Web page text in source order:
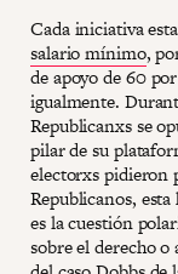
Cada iniciativa
salario mínimo,
de apoyo de 60
igualmente.
Republicanxs se
pilar de su
electorxs pidieron
Republicanos,
es la cuestión
sobre el derecho